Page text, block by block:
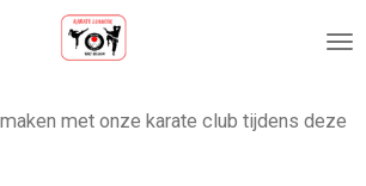
met onze karate club tijdens deze